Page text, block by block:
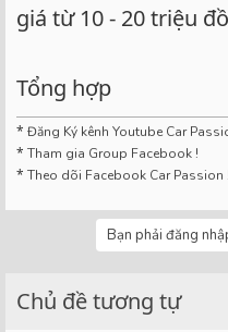
giá từ 10 - 20 triệu
Tổng hợp
* Đăng Ký kênh Youtube Car
* Tham gia Group Facebook !
* Theo dõi Facebook Car Passion !
Bạn phải đăng
Chủ đề tương tự